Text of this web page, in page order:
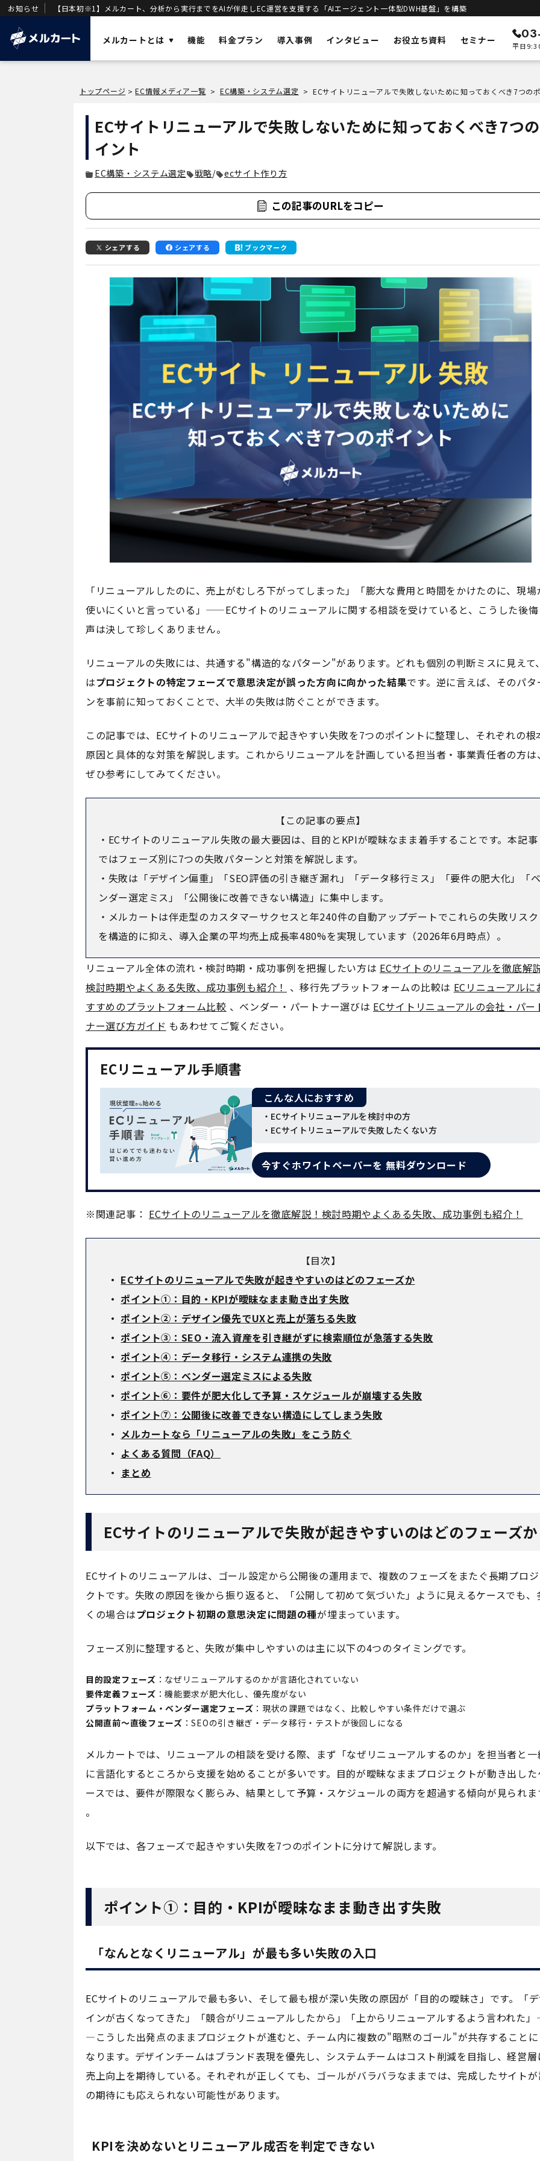
お知らせ 【日本初※1】メルカート、分析から実行までをAIが伴走しEC運営を支援する「AIエージェント一体型DWH基盤」を構築
メルカートとは
メルカートとは？
」を基盤に構築された次世代クラウド
OMO
VOC
AIエージェント一体型DWH
立ち上げサポート
機能 料金プラン 導入事例 インタビュー お役立ち資料 セミナー 平日
トップページ > EC情報メディア一覧 > EC構築・システム選定 >
ECサイトリニューアルで失敗しないために知っておくべき7つ
イント
EC構築・システム選定 戦略/ ecサイト作り方
この記事のURLをコピー
シェアする シェアする ブックマーク
「リニューアルしたのに、売上がむしろ下がってしまった」「膨大な費用と時間をかけたのに、現場
使いにくいと言っている」——ECサイトのリニューアルに関する相談を受けていると、こうした後
声は決して珍しくありません。
リニューアルの失敗には、共通する"構造的なパターン"があります。どれも個別の判断ミスに見えて
はプロジェクトの特定フェーズで意思決定が誤った方向に向かった結果です。逆に言えば、そのパタ
ンを事前に知っておくことで、大半の失敗は防ぐことができます。
この記事では、ECサイトのリニューアルで起きやすい失敗を7つのポイントに整理し、それぞれの根
原因と具体的な対策を解説します。これからリニューアルを計画している担当者・事業責任者の方は
ぜひ参考にしてみてください。
【この記事の要点】
・ECサイトのリニューアル失敗の最大要因は、目的とKPIが曖昧なまま着手することです。本記事
ではフェーズ別に7つの失敗パターンと対策を解説します。
・失敗は「デザイン偏重」「SEO評価の引き継ぎ漏れ」「データ移行ミス」「要件の肥大化」「
ンダー選定ミス」「公開後に改善できない構造」に集中します。
・メルカートは伴走型のカスタマーサクセスと年240件の自動アップデートでこれらの失敗リスク
を構造的に抑え、導入企業の平均売上成長率480%を実現しています（2026年6月時点）。
リニューアル全体の流れ・検討時期・成功事例を把握したい方は ECサイトのリニューアルを徹底解
検討時期やよくある失敗、成功事例も紹介！ 、移行先プラットフォームの比較は ECリニューアルに
すすめのプラットフォーム比較 、ベンダー・パートナー選びは ECサイトリニューアルの会社・パー
ナー選び方ガイド もあわせてご覧ください。
ECリニューアル手順書
こんな人におすすめ
・ECサイトリニューアルを検討中の方
・ECサイトリニューアルで失敗したくない方
今すぐホワイトペーパーを 無料ダウンロード
※関連記事： ECサイトのリニューアルを徹底解説！検討時期やよくある失敗、成功事例も紹介！
【目次】
・ ECサイトのリニューアルで失敗が起きやすいのはどのフェーズか
・ポイント①：目的・KPIが曖昧なまま動き出す失敗
・ポイント②：デザイン優先でUXと売上が落ちる失敗
・ポイント③：SEO・流入資産を引き継がずに検索順位が急落する失敗
・ポイント④：データ移行・システム連携の失敗
・ポイント⑤：ベンダー選定ミスによる失敗
・ポイント⑥：要件が肥大化して予算・スケジュールが崩壊する失敗
・ポイント⑦：公開後に改善できない構造にしてしまう失敗
・ メルカートなら「リニューアルの失敗」をこう防ぐ
・ よくある質問（FAQ）
・ まとめ
ECサイトのリニューアルで失敗が起きやすいのはどのフェーズか
ECサイトのリニューアルは、ゴール設定から公開後の運用まで、複数のフェーズをまたぐ長期プロ
クトです。失敗の原因を後から振り返ると、「公開して初めて気づいた」ように見えるケースでも、
くの場合はプロジェクト初期の意思決定に問題の種が埋まっています。
フェーズ別に整理すると、失敗が集中しやすいのは主に以下の4つのタイミングです。
目的設定フェーズ ：なぜリニューアルするのかが言語化されていない
要件定義フェーズ ：機能要求が肥大化し、優先度がない
プラットフォーム・ベンダー選定フェーズ ：現状の課題ではなく、比較しやすい条件だけで選ぶ
公開直前〜直後フェーズ ：SEOの引き継ぎ・データ移行・テストが後回しになる
メルカートでは、リニューアルの相談を受ける際、まず「なぜリニューアルするのか」を担当者と一
に言語化するところから支援を始めることが多いです。目的が曖昧なままプロジェクトが動き出した
ースでは、要件が際限なく膨らみ、結果として予算・スケジュールの両方を超過する傾向が見られま
。
以下では、各フェーズで起きやすい失敗を7つのポイントに分けて解説します。
ポイント①：目的・KPIが曖昧なまま動き出す失敗
「なんとなくリニューアル」が最も多い失敗の入口
ECサイトのリニューアルで最も多い、そして最も根が深い失敗の原因が「目的の曖昧さ」です。「
インが古くなってきた」「競合がリニューアルしたから」「上からリニューアルするよう言われた
—こうした出発点のままプロジェクトが進むと、チーム内に複数の"暗黙のゴール"が共存することに
なります。デザインチームはブランド表現を優先し、システムチームはコスト削減を目指し、経営層
売上向上を期待している。それぞれが正しくても、ゴールがバラバラなままでは、完成したサイト
の期待にも応えられない可能性があります。
KPIを決めないとリニューアル成否を判定できない